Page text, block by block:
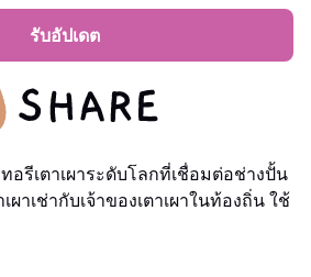
รับอัปเดต
อรีเตาเผาระดับโลกที่เชื่อมต่อช่างปั้น
าเช่ากับเจ้าของเตาเผาในท้องถิ่น ใช้